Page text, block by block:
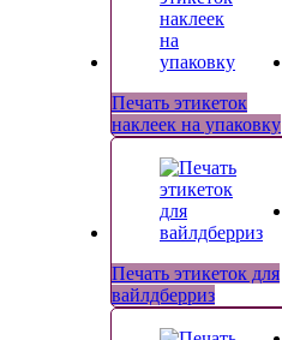
Печать этикеток
наклеек на упаковку
Печать этикеток для
вайлдберриз